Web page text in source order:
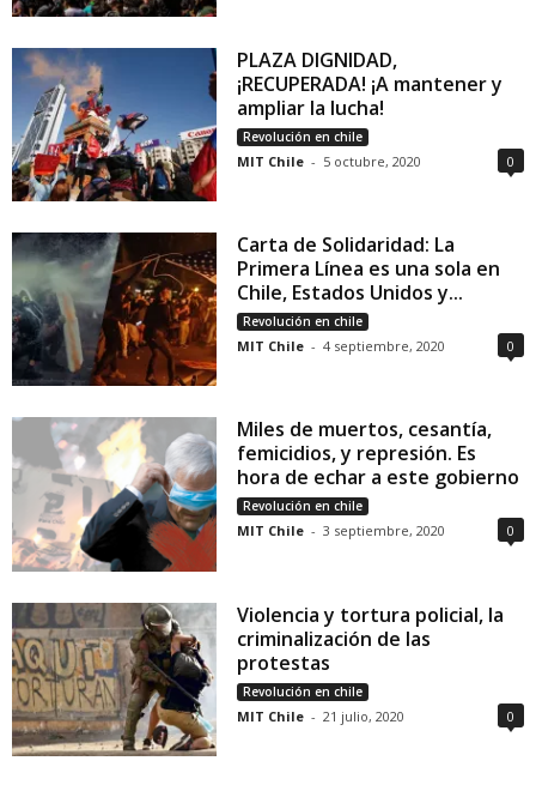
PLAZA DIGNIDAD,
¡RECUPERADA! ¡A mantener y
ampliar la lucha!
Revolución en chile
MIT Chile - 5 octubre, 2020 0
Carta de Solidaridad: La
Primera Línea es una sola en
Chile, Estados Unidos y...
Revolución en chile
MIT Chile - 4 septiembre, 2020 0
Miles de muertos, cesantía,
femicidios, y represión. Es
hora de echar a este gobierno
Revolución en chile
MIT Chile - 3 septiembre, 2020 0
Violencia y tortura policial, la
criminalización de las
protestas
Revolución en chile
MIT Chile - 21 julio, 2020 0